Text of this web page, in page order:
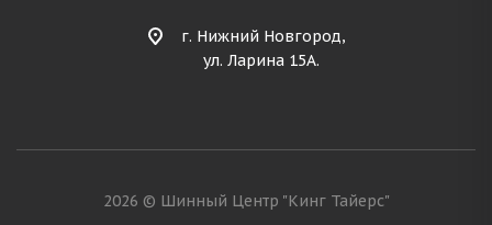
г. Нижний Новгород,
ул. Ларина 15А.
2026 © Шинный Центр "Кинг Тайерс"